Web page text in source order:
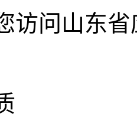
访问山东